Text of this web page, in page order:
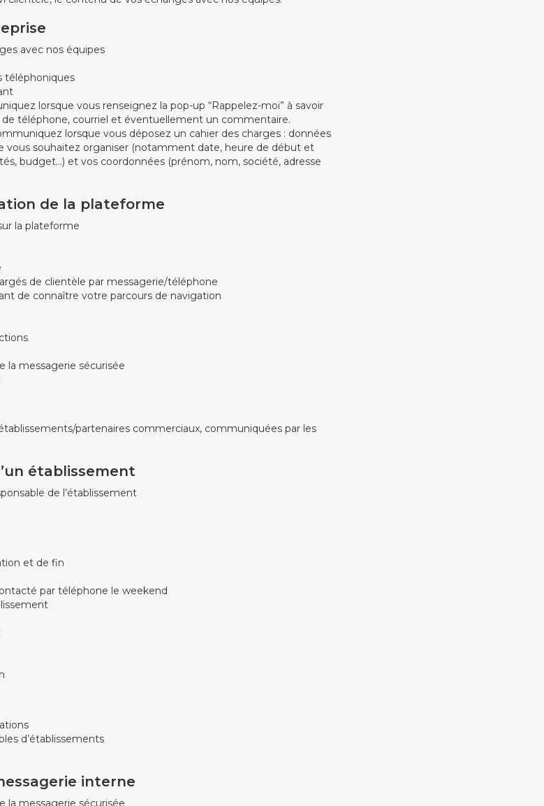
avec nos équipes
téléphoniques
lorsque vous renseignez la pop-up “Rappelez-moi” à savoir
téléphone, courriel et éventuellement un commentaire.
lorsque vous déposez un cahier des charges : données
vous souhaitez organiser (notamment date, heure de début et
budget…) et vos coordonnées (prénom, nom, société, adresse
de la plateforme
la plateforme
de clientèle par messagerie/téléphone
de connaître votre parcours de navigation
la messagerie sécurisée
partenaires commerciaux, communiquées par les
établissement
de l’établissement
et de fin
par téléphone le weekend
d’établissements
interne
la messagerie sécurisée